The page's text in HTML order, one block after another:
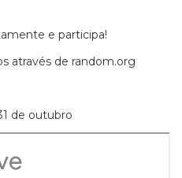
e participa!
através de random.org
de outubro